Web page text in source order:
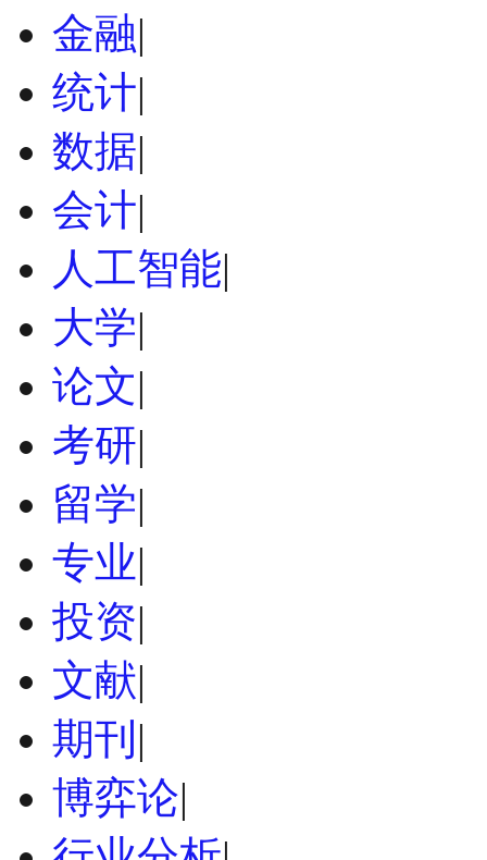
金融|
统计|
数据|
会计|
人工智能|
大学|
论文|
考研|
留学|
专业|
投资|
文献|
期刊 |
博弈论|